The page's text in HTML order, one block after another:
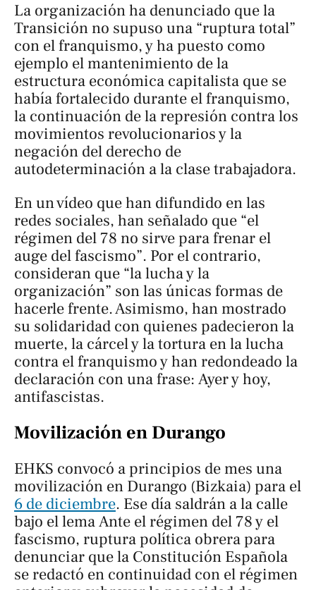
La organización ha denunciado que la
Transición no supuso una “ruptura total”
con el franquismo, y ha puesto como
ejemplo el mantenimiento de la
estructura económica capitalista que se
había fortalecido durante el franquismo,
la continuación de la represión contra los
movimientos revolucionarios y la
negación del derecho de
autodeterminación a la clase trabajadora.
En un vídeo que han difundido en las
redes sociales, han señalado que “el
régimen del 78 no sirve para frenar el
auge del fascismo”. Por el contrario,
consideran que “la lucha y la
organización” son las únicas formas de
hacerle frente. Asimismo, han mostrado
su solidaridad con quienes padecieron la
muerte, la cárcel y la tortura en la lucha
contra el franquismo y han redondeado la
declaración con una frase: Ayer y hoy,
antifascistas.
Movilización en Durango
EHKS convocó a principios de mes una
movilización en Durango (Bizkaia) para el
6 de diciembre. Ese día saldrán a la calle
bajo el lemaAnte el régimen del 78 y el
fascismo, ruptura política obrera para
denunciar que la Constitución Española
se redactó en continuidad con el régimen